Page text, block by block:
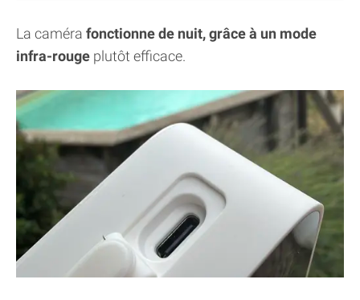
La caméra fonctionne de nuit, grâce à un mode
infra-rouge plutôt efficace.